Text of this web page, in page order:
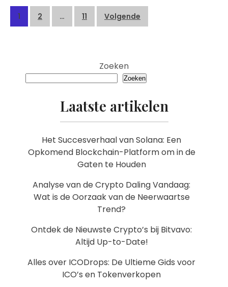
Posts
1 2 … 11 Volgende
Zoeken
Zoeken
Laatste artikelen
Het Succesverhaal van Solana: Een
Opkomend Blockchain-Platform om in de
Gaten te Houden
Analyse van de Crypto Daling Vandaag:
Wat is de Oorzaak van de Neerwaartse
Trend?
Ontdek de Nieuwste Crypto’s bij Bitvavo:
Altijd Up-to-Date!
Alles over ICODrops: De Ultieme Gids voor
ICO’s en Tokenverkopen